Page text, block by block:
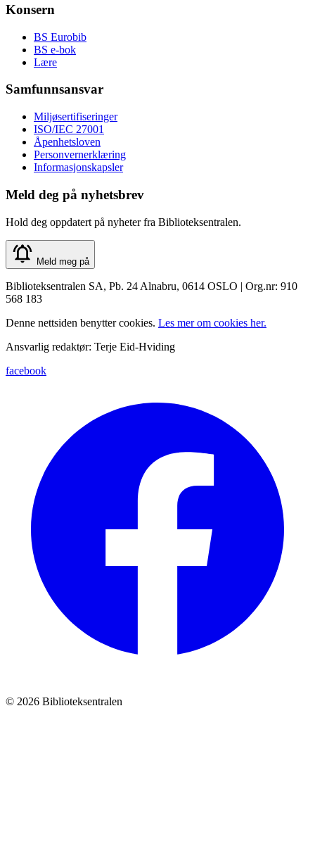
Konsern
BS Eurobib
BS e-bok
Lære
Samfunnsansvar
Miljøsertifiseringer
ISO/IEC 27001
Åpenhetsloven
Personvernerklæring
Informasjonskapsler
Meld deg på nyhetsbrev
Hold deg oppdatert på nyheter fra Biblioteksentralen.
Meld meg på
Biblioteksentralen SA, Pb. 24 Alnabru, 0614 OSLO | Org.nr: 910
568 183
Denne nettsiden benytter cookies. Les mer om cookies her.
Ansvarlig redaktør: Terje Eid-Hviding
facebook
© 2026 Biblioteksentralen